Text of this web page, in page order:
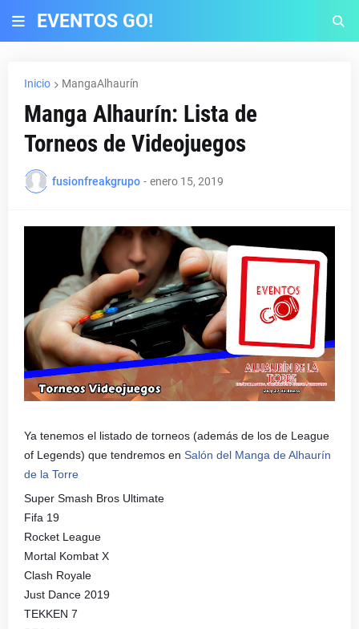
EVENTOS GO!
Inicio MangaAlhaurín
Manga Alhaurín: Lista de
Torneos de Videojuegos
fusionfreakgrupo - enero 15, 2019
Ya tenemos el listado de torneos (además de los de League
of Legends) que tendremos en Salón del Manga de Alhaurín
de la Torre
Super Smash Bros Ultimate
Fifa 19
Rocket League
Mortal Kombat X
Clash Royale
Just Dance 2019
TEKKEN 7